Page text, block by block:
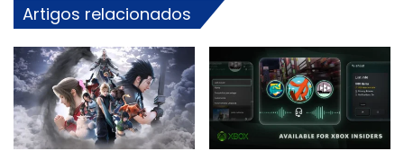
Artigos relacionados